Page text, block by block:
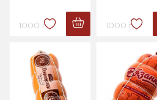
1000 г. 1000 г.